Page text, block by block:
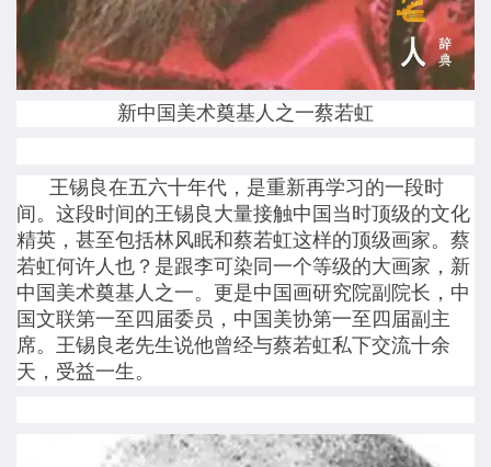
新中国美术奠基人之一蔡若虹
王锡良在五六十年代，是重新再学习的一段时
间。这段时间的王锡良大量接触中国当时顶级的文化
精英，甚至包括林风眠和蔡若虹这样的顶级画家。蔡
若虹何许人也？是跟李可染同一个等级的大画家，新
中国美术奠基人之一。更是中国画研究院副院长，中
国文联第一至四届委员，中国美协第一至四届副主
席。王锡良老先生说他曾经与蔡若虹私下交流十余
天，受益一生。